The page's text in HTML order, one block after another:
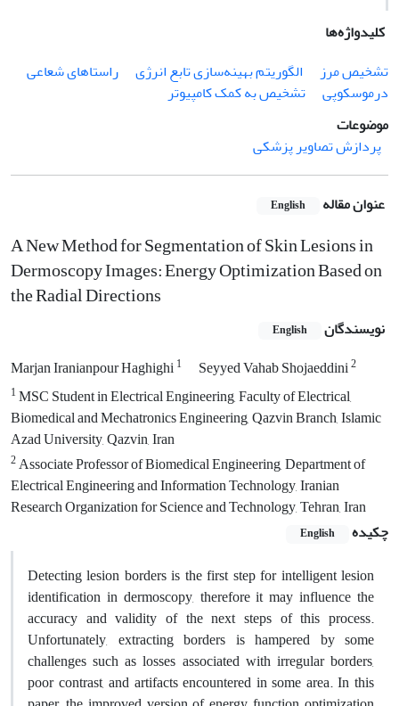
کلیدواژه‌ها
تشخیص مرز
الگوریتم بهینه‌‌سازی تابع انرژی
راستاهای شعاعی
درموسکوپی
تشخیص به کمک کامپیوتر
موضوعات
پردازش تصاویر پزشکی
عنوان مقاله English
A New Method for Segmentation of Skin Lesions in
Dermoscopy Images: Energy Optimization Based on
the Radial Directions
نویسندگان English
Marjan Iranianpour Haghighi1 Seyyed Vahab Shojaeddini2
1MSC Student in Electrical Engineering, Faculty of Electrical,
Biomedical and Mechatronics Engineering, Qazvin Branch, Islamic
Azad University, Qazvin, Iran
2Associate Professor of Biomedical Engineering, Department of
Electrical Engineering and Information Technology, Iranian
Research Organization for Science and Technology, Tehran, Iran
چکیده
English
Detecting lesion borders is the first step for intelligent lesion
identification in dermoscopy, therefore it may influence the
accuracy and validity of the next steps of this process.
Unfortunately, extracting borders is hampered by some
challenges such as losses associated with irregular borders,
poor contrast, and artifacts encountered in some area. In this